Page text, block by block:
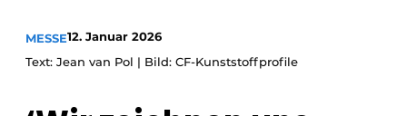
Einladung zu einem Rundtischgespräch - 20 Jahre
Offene Stellen
MESSE12. Januar 2026
Text: Jean van Pol | Bild: CF-Kunststoffprofile